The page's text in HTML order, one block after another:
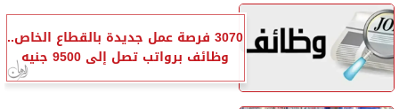
3070 فرصة عمل جديدة بالقطاع الخاص..
وظائف برواتب تصل إلى 9500 جنيه